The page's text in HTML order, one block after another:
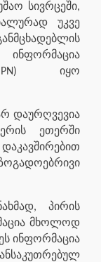
სივრცეში,
უკვე
(IPN) იყო
დაურღვევია
ეთერში
პირის
მხოლოდ
ინფორმაცია